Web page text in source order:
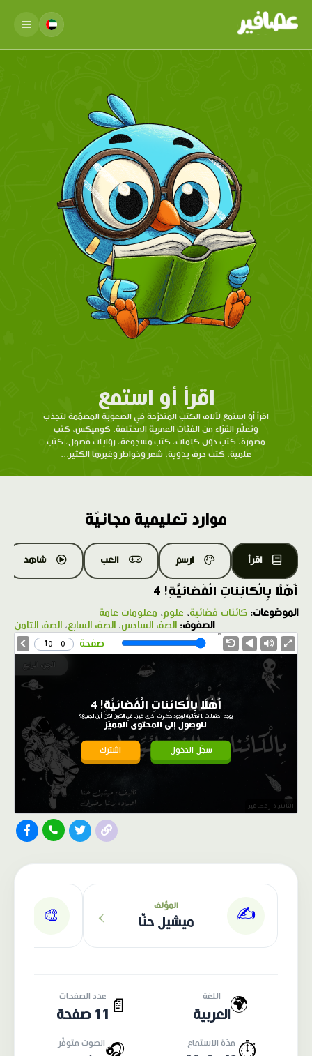
اقرأ أو استمع
اقرأ أو استمع لآلاف الكتب المتدرّحة في الصعوبة المصمّمة لتجذب
وتعلّم القرّاء من الفئات العمرية المختلفة. كوميكس، كتب
مصورة، كتب دون كلمات، كتب مسجوعة، روايات فصول، كتب
علمية، كتب حرف يدوية، شعر وخواطر وغيرها الكثير...
موارد تعليمية مجانيّة
اقرأ ارسم العب شاهد
أَهْلًا بِالْكائِناتِ الْفَضائيَّةِ! 4
الموضوعات: كائنات فضائية، علوم، معلومات عامة
الصفوف: الصف السادس، الصف السابع، الصف الثامن
صفحة 0 - 10
أَهْلًا بِالْكائِناتِ الْفَضائيَّةِ! 4
يوجد أحتمالات لا نهائية لوجود حضارات أخرى غيرنا في الكون لكن أين الجميع؟
للوصول إلى المحتوى المميّز
سجّل الدخول اشترك
الناشر: دار عصافير
✍️ المؤلف
ميشيل حنّا ›
🎨
🌍 اللغة
العربية 📄
عدد الصفحات
11 صفحة
⏱️ مدّة الاستماع 🎧الصوت متوفّر